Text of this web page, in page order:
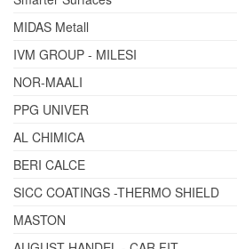
MIDAS Metall
IVM GROUP - MILESI
NOR-MAALI
PPG UNIVER
AL CHIMICA
BERI CALCE
SICC COATINGS -THERMO SHIELD
MASTON